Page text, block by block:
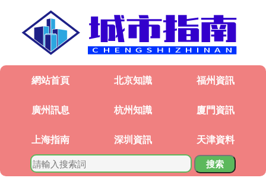
網站首頁 北京知識 福州資訊
廣州訊息 杭州知識 廈門資訊
上海指南 深圳資訊 天津資料
搜索